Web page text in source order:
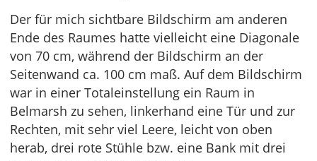
Der für mich sichtbare Bildschirm am anderen
Ende des Raumes hatte vielleicht eine Diagonale
von 70 cm, während der Bildschirm an der
Seitenwand ca. 100 cm maß. Auf dem Bildschirm
war in einer Totaleinstellung ein Raum in
Belmarsh zu sehen, linkerhand eine Tür und zur
Rechten, mit sehr viel Leere, leicht von oben
herab, drei rote Stühle bzw. eine Bank mit drei